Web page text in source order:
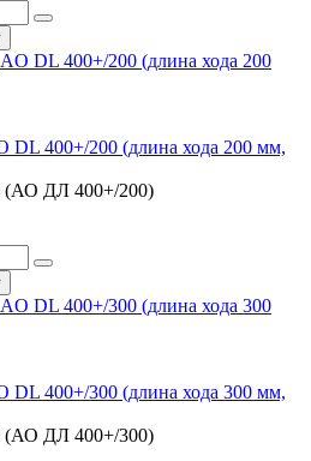
DL 400+/200 (длина хода 200 мм,
(АО ДЛ 400+/200)
DL 400+/300 (длина хода 300 мм,
(АО ДЛ 400+/300)